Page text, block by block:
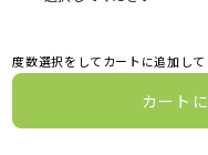
度数選択をしてカートに追加して
カート